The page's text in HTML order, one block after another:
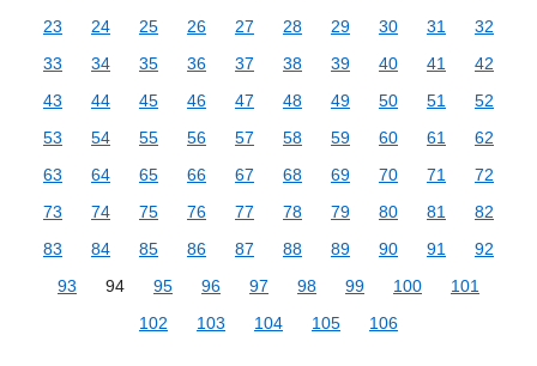
23
24 25 26 27 28 29 30 31
32
33
34 35 36 37 38 39 40 41
42
43
44 45 46 47 48 49 50 51
52
53
54 55 56 57 58 59 60 61
62
63
64 65 66 67 68 69 70 71
72
73
74 75 76 77 78 79 80 81
82
83
84 85 86 87 88 89 90 91
92
93
94 95 96 97 98 99 100
101
102
103 104 105 106